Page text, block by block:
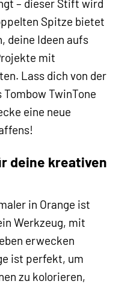
– dieser Stift wird
Spitze bietet
deine Ideen aufs
mit
Lass dich von der
TwinTone
eine neue
deine kreativen
in Orange ist
Werkzeug, mit
erwecken
ist perfekt, um
zu kolorieren,